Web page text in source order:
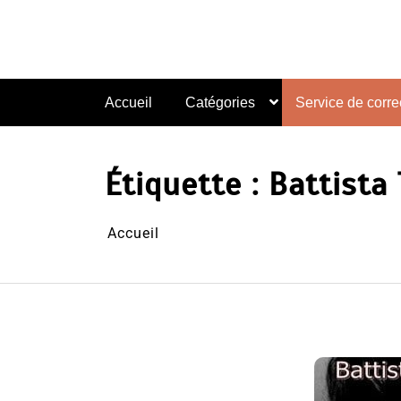
Accueil Catégories Service de
Étiquette : Battista
Accueil